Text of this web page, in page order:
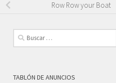
Row Row your Boat
Buscar:
TABLÓN DE ANUNCIOS